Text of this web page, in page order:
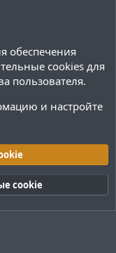
R
S
обеспечения
cookies для
пользователя.
и настройте
cookie